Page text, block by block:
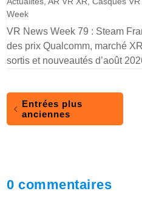
Week
VR News Week 79 : Steam
des prix Qualcomm, marché
sortis et nouveautés d’août
Entrées plus
anciennes
0 commentaires